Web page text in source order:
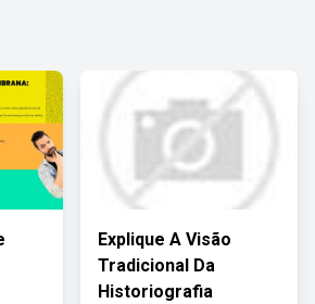
Explique A Visão
Tradicional Da
Historiografia